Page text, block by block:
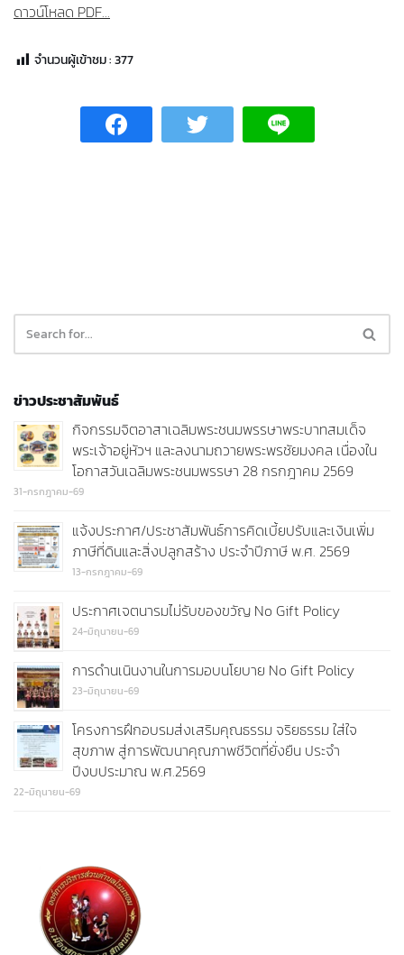
ดาวน์โหลด PDF...
จำนวนผู้เข้าชม :377
ข่าวประชาสัมพันธ์
กิจกรรมจิตอาสาเฉลิมพระชนมพรรษาพระบาทสมเด็จ
พระเจ้าอยู่หัวฯ และลงนามถวายพระพรชัยมงคล เนื่องใน
โอกาสวันเฉลิมพระชนมพรรษา 28 กรกฎาคม 2569
31-กรกฎาคม-69
แจ้งประกาศ/ประชาสัมพันธ์การคิดเบี้ยปรับและเงินเพิ่ม
ภาษีที่ดินและสิ่งปลูกสร้าง ประจำปีภาษี พ.ศ. 2569
13-กรกฎาคม-69
ประกาศเจตนารมไม่รับของขวัญ No Gift Policy
24-มิถุนายน-69
การดำนเนินงานในการมอบนโยบาย No Gift Policy
23-มิถุนายน-69
โครงการฝึกอบรมส่งเสริมคุณธรรม จริยธรรม ใส่ใจ
สุขภาพ สู่การพัฒนาคุณภาพชีวิตที่ยั่งยืน ประจำ
ปีงบประมาณ พ.ศ.2569
22-มิถุนายน-69